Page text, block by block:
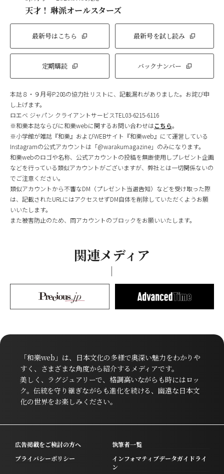
天才！ 琳派オールスターズ
最新号はこちら 最新号を試し読み
定期購読 バックナンバー
本誌８・９月号P.208の協力社リストに、記載漏れがありました。お詫び申
し上げます。
ロエベ ジャパン クライアントサービスTEL03-6215-6116
※和樂本誌ならびに和樂webに関するお問い合わせはこちら。
※小学館が雑誌『和樂』およびWEBサイト『和樂web』にて運営している
Instagramの公式アカウントは「@warakumagazine」のみになります。
和樂webのロゴや名称、公式アカウントの投稿を無断使用しプレゼント企画
などを行っている類似アカウントがございますが、弊社とは一切関係ないの
でご注意ください。
類似アカウントから不審なDM（プレゼント当選告知）などを受け取った際
は、記載されたURLにはアクセスせずDM自体を削除していただくようお願
いいたします。
また被害防止のため、同アカウントのブロックをお願いいたします。
関連メディア
「和樂web」は、日本文化の多様で奥深い魅力をわかりや
すく、さまざまな角度から紹介するメディアです。
美しく、ラグジュアリーで、格調高いながらも時にはロッ
ク。伝統を守り継ぎながらも進化を続ける、幽遠な日本文
化の世界をお楽しみください。
広告掲載をご検討の方へ
執筆者一覧
プライバシーポリシー
インフォマティブデータガイドライ
ン